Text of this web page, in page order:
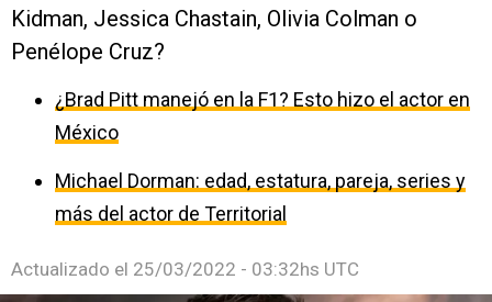
Kidman, Jessica Chastain, Olivia Colman o
Penélope Cruz?
¿Brad Pitt manejó en la F1? Esto hizo el actor en
México
Michael Dorman: edad, estatura, pareja, series y
más del actor de Territorial
Actualizado el 25/03/2022 - 03:32hs UTC